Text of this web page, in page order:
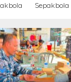
Sepakbola